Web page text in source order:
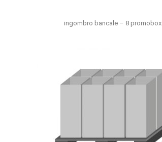
ingombro bancale – 8 promobox